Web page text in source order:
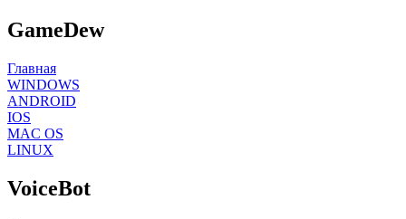
GameDew
Главная
WINDOWS
ANDROID
IOS
MAC OS
LINUX
VoiceBot